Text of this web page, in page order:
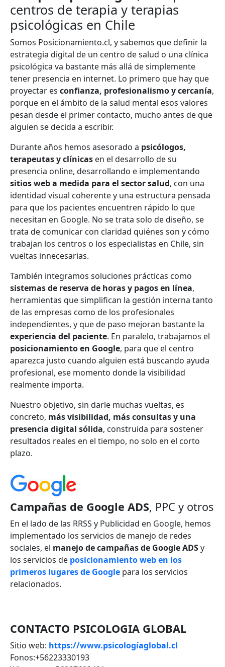
centros de terapia y terapias
psicológicas en Chile
Somos Posicionamiento.cl, y sabemos que definir la
estrategia digital de un centro de salud o una clínica
psicológica va bastante más allá de simplemente
tener presencia en internet. Lo primero que hay que
proyectar es confianza, profesionalismo y cercanía,
porque en el ámbito de la salud mental esos valores
pesan desde el primer contacto, mucho antes de que
alguien se decida a escribir.
Durante años hemos asesorado a psicólogos,
terapeutas y clínicas en el desarrollo de su
presencia online, desarrollando e implementando
sitios web a medida para el sector salud, con una
identidad visual coherente y una estructura pensada
para que los pacientes encuentren rápido lo que
necesitan en Google. No se trata solo de diseño, se
trata de comunicar con claridad quiénes son y cómo
trabajan los centros o los especialistas en Chile, sin
vueltas innecesarias.
También integramos soluciones prácticas como
sistemas de reserva de horas y pagos en línea,
herramientas que simplifican la gestión interna tanto
de las empresas como de los profesionales
independientes, y que de paso mejoran bastante la
experiencia del paciente. En paralelo, trabajamos el
posicionamiento en Google, para que el centro
aparezca justo cuando alguien está buscando ayuda
profesional, ese momento donde la visibilidad
realmente importa.
Nuestro objetivo, sin darle muchas vueltas, es
concreto, más visibilidad, más consultas y una
presencia digital sólida, construida para sostener
resultados reales en el tiempo, no solo en el corto
plazo.
Campañas de Google ADS, PPC y otros
En el lado de las RRSS y Publicidad en Google, hemos
implementado los servicios de manejo de redes
sociales, el manejo de campañas de Google ADSy
los servicios de posicionamiento web en los
primeros lugares de Google para los servicios
relacionados.
CONTACTO PSICOLOGIA GLOBAL
Sitio web: https://www.psicologíaglobal.cl
Fonos:+56223330193